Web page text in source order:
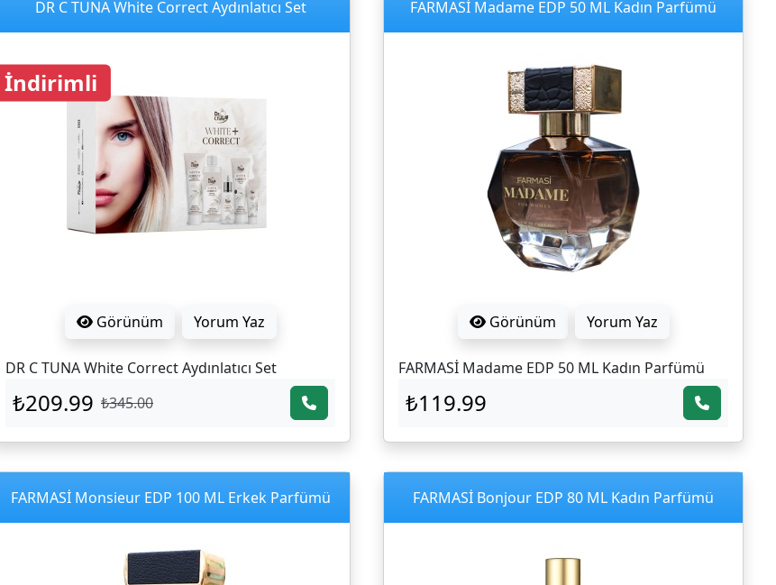
DR C TUNA White Correct Aydınlatıcı Set
İndirimli
Görünüm Yorum Yaz
DR C TUNA White Correct Aydınlatıcı Set
₺209.99 ₺345.00
FARMASİ Madame EDP 50 ML Kadın Parfümü
Görünüm Yorum Yaz
FARMASİ Madame EDP 50 ML Kadın Parfümü
₺119.99
FARMASİ Monsieur EDP 100 ML Erkek Parfümü FARMASİ Bonjour EDP 80 ML Kadın Parfümü